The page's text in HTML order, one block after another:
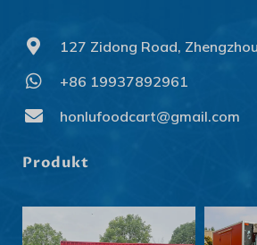
127 Zidong Road,
+86 19937892961
honlufoodcart@gmail.com
Produkt